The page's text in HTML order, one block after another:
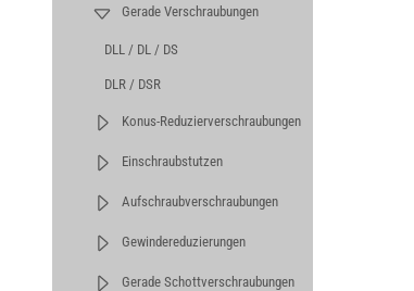
Gerade Verschraubungen
DLL / DL / DS
DLR / DSR
Konus-Reduzierverschraubungen
Einschraubstutzen
Aufschraubverschraubungen
Gewindereduzierungen
Gerade Schottverschraubungen